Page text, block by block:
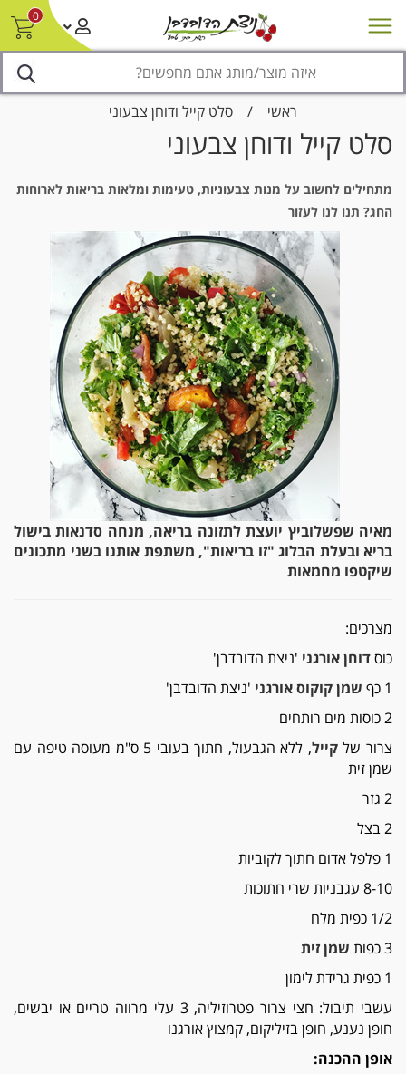
0
מבצעים סניפים צור קשר/ביטול הזמנה
ראשי / סלט קייל ודוחן צבעוני
סלט קייל ודוחן צבעוני
מתחילים לחשוב על מנות צבעוניות, טעימות ומלאות בריאות לארוחות
החג? תנו לנו לעזור
מאיה שפשלוביץ יועצת לתזונה בריאה, מנחה סדנאות בישול
בריא ובעלת הבלוג "זו בריאות", משתפת אותנו בשני מתכונים
שיקטפו מחמאות
מצרכים:
כוסדוחן אורגני 'ניצת הדובדבן'
1 כף
שמן קוקוס אורגני 'ניצת הדובדבן'
2 כוסות מים רותחים
צרור שלקייל
, ללא הגבעול, חתוך בעובי 5 ס"מ מעוסה טיפה עם
שמן זית
2 גזר
2 בצל
1 פלפל אדום חתוך לקוביות
8-10 עגבניות שרי חתוכות
1/2 כפית מלח
3 כפות
שמן זית
1 כפית גרידת לימון
עשבי תיבול: חצי צרור פטרוזיליה, 3 עלי מרווה טריים או יבשים,
חופן נענע, חופן בזיליקום, קמצוץ אורגנו
אופן ההכנה: